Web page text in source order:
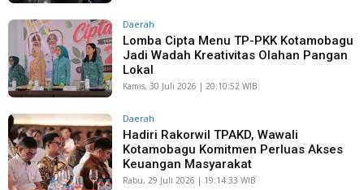
Daerah
Lomba Cipta Menu TP-PKK Kotamobagu
Jadi Wadah Kreativitas Olahan Pangan
Lokal
Kamis, 30 Juli 2026 | 20:10:52 WIB
Daerah
Hadiri Rakorwil TPAKD, Wawali
Kotamobagu Komitmen Perluas Akses
Keuangan Masyarakat
Rabu, 29 Juli 2026 | 19:14:33 WIB